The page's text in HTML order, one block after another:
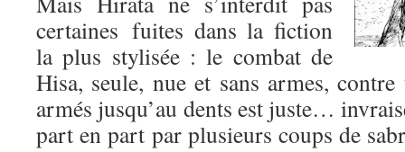
certaines fuites dans la fiction
la plus stylisée : le combat de
Hisa, seule, nue et sans armes,
armés jusqu’au dents est juste…
part en part par plusieurs coups de